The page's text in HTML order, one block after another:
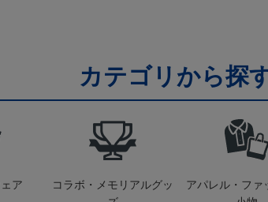
カテゴリから探
ア
コラボ・メモリアルグッ
アパレル・ファ